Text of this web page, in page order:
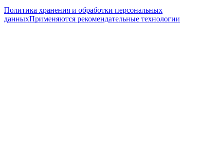
Политика хранения и обработки персональных
данныхПрименяются рекомендательные технологии